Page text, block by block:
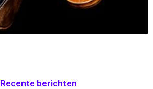
Recente berichten